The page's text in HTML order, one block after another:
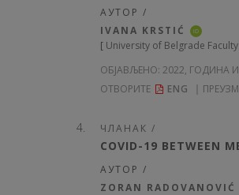
АУТОР /
IVANA KRSTIĆ
iD
[ University of Belgrade
ОБЈАВЉЕНО: 2022, ГОДИНА
ОТВОРИТЕ
ENG
ЧЛАНАК /
COVID-19 BETWEEN
АУТОР /
ZORAN RADOVANOVIĆ